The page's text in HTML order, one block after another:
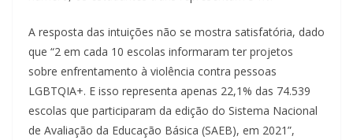
A resposta das intuições não se mostra satisfatória, dado
que “2 em cada 10 escolas informaram ter projetos
sobre enfrentamento à violência contra pessoas
LGBTQIA+. E isso representa apenas 22,1% das 74.539
escolas que participaram da edição do Sistema Nacional
de Avaliação da Educação Básica (SAEB), em 2021”,